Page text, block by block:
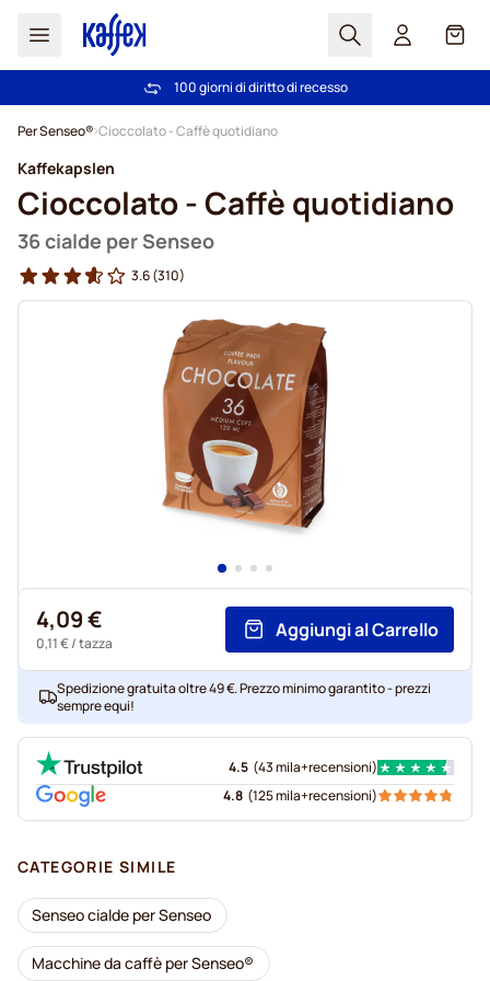
Search
Spedizione Gratuita oltre 49 €
100 giorni di diritto di recesso
Per Senseo® Cioccolato - Caffè quotidiano
Kaffekapslen
Cioccolato - Caffè quotidiano
36 cialde per Senseo
3.6(310)
4,09 €
0,11 €/ tazza
Aggiungi al Carrello
Spedizione gratuita oltre 49 €. Prezzo minimo garantito - prezzi
sempre equi!
4.5 (43 mila+recensioni)
4.8 (125 mila+recensioni)
CATEGORIE SIMILE
Senseo cialde per Senseo
Macchine da caffè per Senseo®